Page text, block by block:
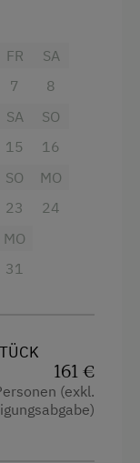
FR
7
SA
8
SA
15
SO
16
SO
23
MO
24
MO
31
161 €
(exkl.